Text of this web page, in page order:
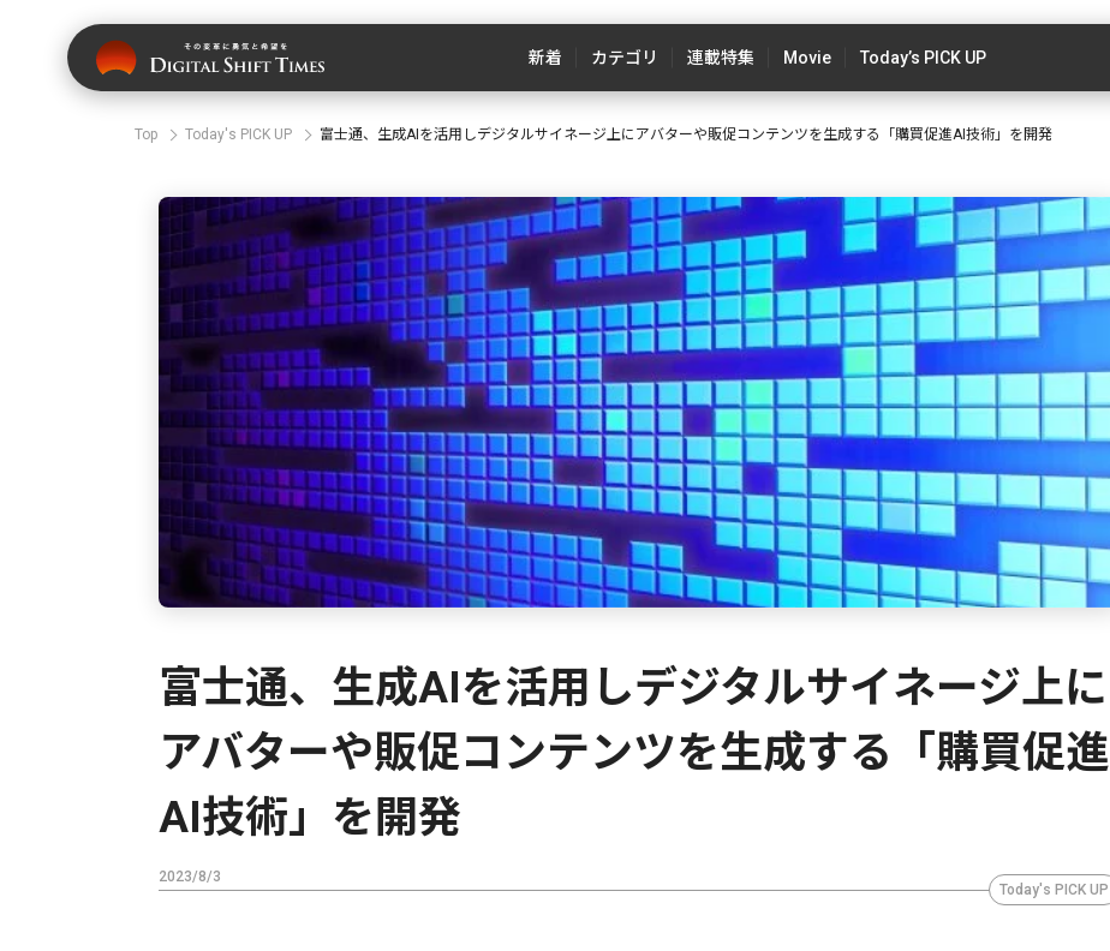
新着 カテゴリ 連載特集 Movie Today’s PICK UP
Top Today's PICK UP 富士通、生成AIを活用しデジタルサイネージ上にアバターや販促コンテンツを生成する「購買促進AI技術」を開発
富士通、生成AIを活用しデジタルサイネージ上に
アバターや販促コンテンツを生成する「購買促進
AI技術」を開発
2023/8/3
Today's PICK UP